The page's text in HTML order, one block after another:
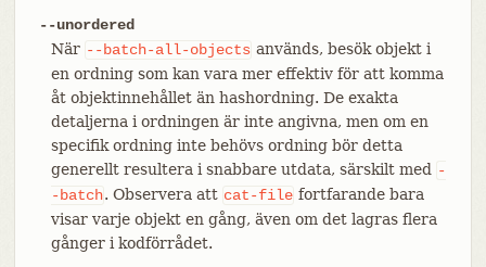
--unordered
När --batch-all-objects används, besök objekt i
en ordning som kan vara mer effektiv för att komma
åt objektinnehållet än hashordning. De exakta
detaljerna i ordningen är inte angivna, men om en
specifik ordning inte behövs ordning bör detta
generellt resultera i snabbare utdata, särskilt med
-
-batch. Observera att cat-file fortfarande bara
visar varje objekt en gång, även om det lagras flera
gånger i kodförrådet.